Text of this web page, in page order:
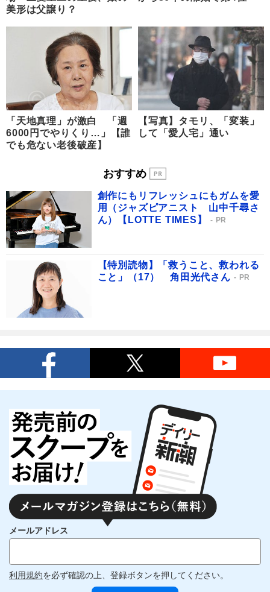
美形は父譲り？
「天地真理」が激白 「週
6000円でやりくり…」【誰
でも危ない老後破産】
【写真】タモリ、「変装」
して「愛人宅」通い
おすすめ
創作にもリフレッシュにもガムを愛
用（ジャズピアニスト 山中千尋さ
ん）【LOTTE TIMES】
PR
【特別読物】「救うこと、救われる
こと」（17） 角田光代さん
PR
メールアドレス
利用規約を必ず確認の上、登録ボタンを押してください。